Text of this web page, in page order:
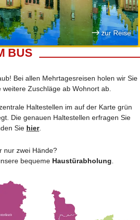
zur Reise
BUS
Bei allen Mehrtages­reisen holen wir Sie
Zuschläge ab Wohnort ab.
Haltestellen im auf der Karte grün
Die genauen Haltestellen erfragen Sie
Sie hier.
nur zwei Hände?
bequeme Haustürabholung